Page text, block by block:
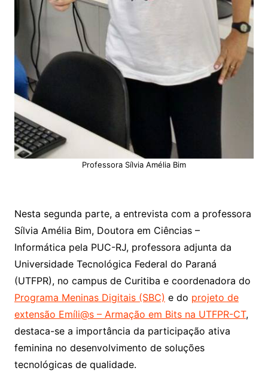
Professora Sílvia Amélia Bim
Nesta segunda parte, a entrevista com a professora
Sílvia Amélia Bim, Doutora em Ciências –
Informática pela PUC-RJ, professora adjunta da
Universidade Tecnológica Federal do Paraná
(UTFPR), no campus de Curitiba e coordenadora do
Programa Meninas Digitais (SBC) e do projeto de
extensão Emíli@s – Armação em Bits na UTFPR-CT,
destaca-se a importância da participação ativa
feminina no desenvolvimento de soluções
tecnológicas de qualidade.